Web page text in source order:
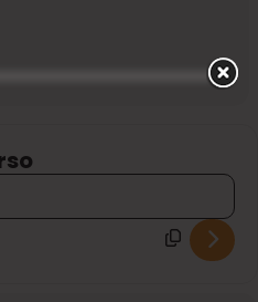
CREPACUORE: SULLE CRESTE